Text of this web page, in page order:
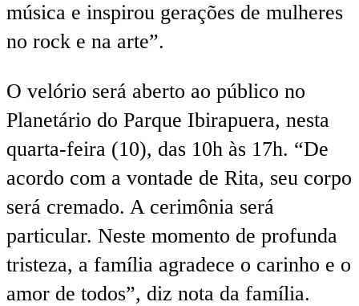
música e inspirou gerações de mulheres
no rock e na arte”.
O velório será aberto ao público no
Planetário do Parque Ibirapuera, nesta
quarta-feira (10), das 10h às 17h. “De
acordo com a vontade de Rita, seu corpo
será cremado. A cerimônia será
particular. Neste momento de profunda
tristeza, a família agradece o carinho e o
amor de todos”, diz nota da família.